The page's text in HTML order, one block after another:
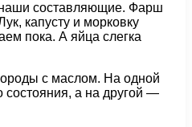
составляющие. Фарш
капусту и морковку
пока. А яйца слегка
с маслом. На одной
состояния, а на другой —